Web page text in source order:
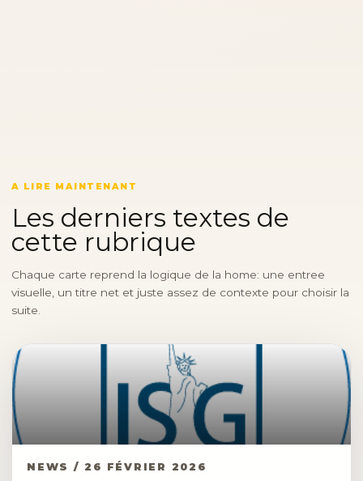
A LIRE MAINTENANT
Les derniers textes de
cette rubrique
Chaque carte reprend la logique de la home: une entree
visuelle, un titre net et juste assez de contexte pour choisir la
suite.
NEWS / 26 FÉVRIER 2026